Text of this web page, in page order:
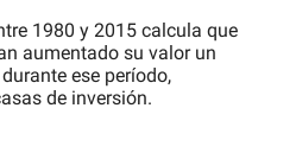
1980 y 2015 calcula que
aumentado su valor un
ese período,
de inversión.